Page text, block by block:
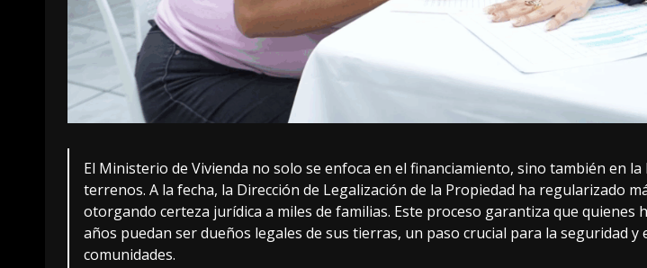
El Ministerio de Vivienda no solo se enfoca en el financiamiento, sino también en la
terrenos. A la fecha, la Dirección de Legalización de la Propiedad ha regularizado
otorgando certeza jurídica a miles de familias. Este proceso garantiza que quienes
años puedan ser dueños legales de sus tierras, un paso crucial para la seguridad y
comunidades.